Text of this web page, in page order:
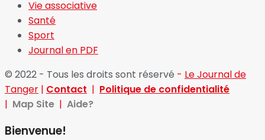
Vie associative
Santé
Sport
Journal en PDF
© 2022 - Tous les droits sont réservé - Le Journal de
Tanger | Contact | Politique de confidentialité
| Map Site | Aide?
Bienvenue!